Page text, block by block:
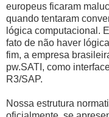
europeus ficaram
quando tentaram
lógica computacional.
fato de não haver
fim, a empresa
pw.SATI, como
R3/SAP.
Nossa estrutura